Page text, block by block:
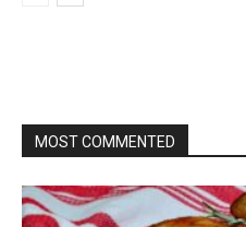
MOST COMMENTED